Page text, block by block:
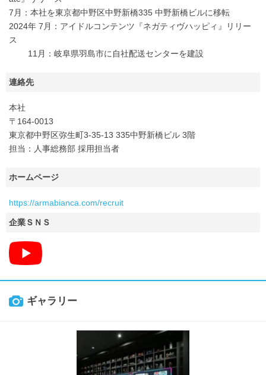
7月：本社を東京都中野区中野新橋335 中野新橋ビルに移転
2024年 7月：アイドルコンテンツ『ネガティヴハッピィ』リリー
ス
11月：岐阜県羽島市に自社配送センターを建設
連絡先
本社
〒164-0013
東京都中野区弥生町3-35-13 335中野新橋ビル 3階
担当：人事総務部 採用担当者
ホームページ
https://armabianca.com/recruit
企業ＳＮＳ
ギャラリー